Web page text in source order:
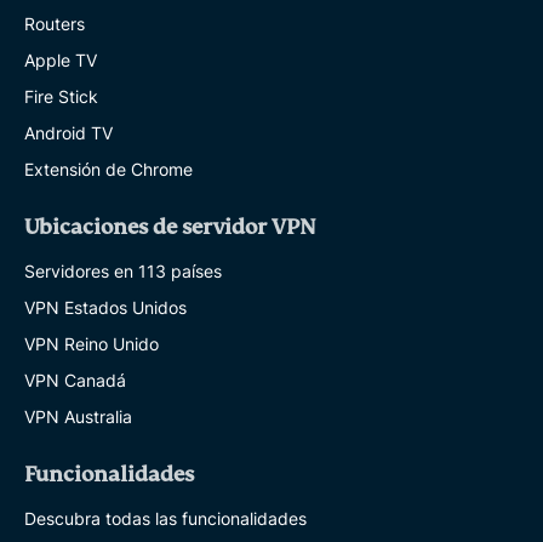
Routers
Apple TV
Fire Stick
Android TV
Extensión de Chrome
Ubicaciones de servidor VPN
Servidores en 113 países
VPN Estados Unidos
VPN Reino Unido
VPN Canadá
VPN Australia
Funcionalidades
Descubra todas las funcionalidades